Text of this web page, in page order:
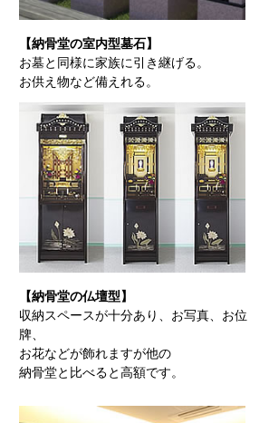
【納骨堂の室内型墓石】
お墓と同様に家族に引き継げる。
お供え物など備えれる。
【納骨堂の仏壇型】
収納スペースが十分あり、お写真、お位
牌、
お花などが飾れますが他の
納骨堂と比べると高額です。